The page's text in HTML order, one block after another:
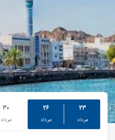
23
مرداد
26
مرداد
30
مرداد